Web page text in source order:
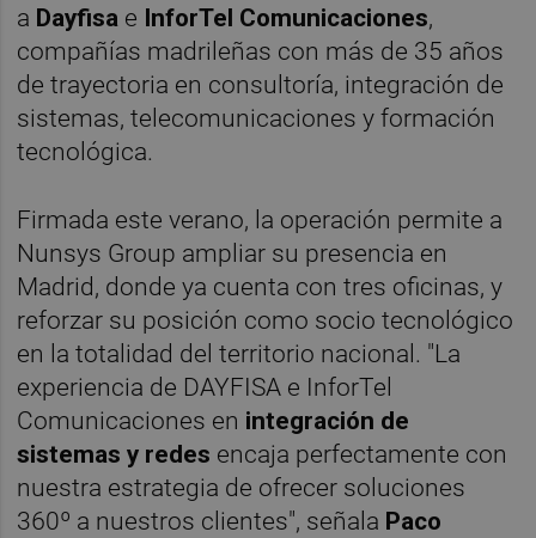
a Dayfisa e InforTel Comunicaciones,
compañías madrileñas con más de 35 años
de trayectoria en consultoría, integración de
sistemas, telecomunicaciones y formación
tecnológica.
Firmada este verano, la operación permite a
Nunsys Group ampliar su presencia en
Madrid, donde ya cuenta con tres oficinas, y
reforzar su posición como socio tecnológico
en la totalidad del territorio nacional. "La
experiencia de DAYFISA e InforTel
Comunicaciones en integración de
sistemas y redes encaja perfectamente con
nuestra estrategia de ofrecer soluciones
360º a nuestros clientes", señala Paco